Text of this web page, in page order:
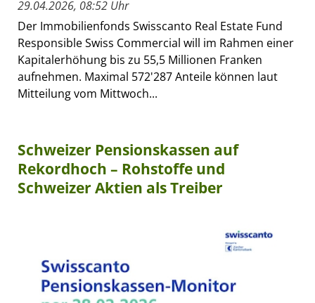
29.04.2026, 08:52 Uhr
Der Immobilienfonds Swisscanto Real Estate Fund
Responsible Swiss Commercial will im Rahmen einer
Kapitalerhöhung bis zu 55,5 Millionen Franken
aufnehmen. Maximal 572'287 Anteile können laut
Mitteilung vom Mittwoch...
Schweizer Pensionskassen auf
Rekordhoch – Rohstoffe und
Schweizer Aktien als Treiber